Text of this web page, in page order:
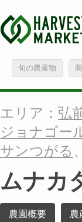
旬の農産物
エリア： 弘
ジョナゴー
サンつがる 、
ムナカ
農園概要 農